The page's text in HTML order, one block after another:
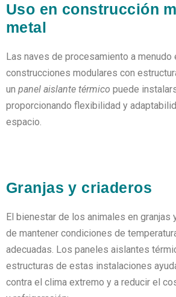
Uso en construcción
metal
Las naves de procesamiento a menudo
construcciones modulares con
un panel aislante térmico puede
proporcionando flexibilidad y
espacio.
Granjas y criaderos
El bienestar de los animales en granjas
de mantener condiciones de
adecuadas. Los paneles aislantes
estructuras de estas instalaciones
contra el clima extremo y a reducir el